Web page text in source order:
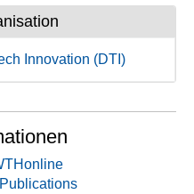
Innovation (DTI)